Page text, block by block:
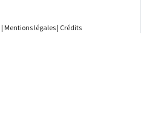
| Mentions légales | Crédits